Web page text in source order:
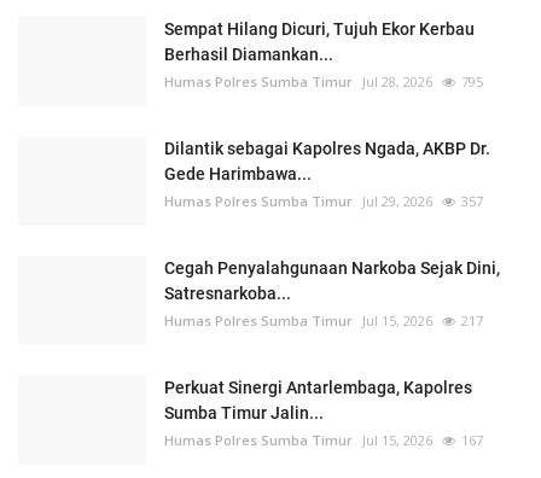
Sempat Hilang Dicuri, Tujuh Ekor Kerbau
Berhasil Diamankan...
Humas Polres Sumba Timur Jul 28, 2026 795
Dilantik sebagai Kapolres Ngada, AKBP Dr.
Gede Harimbawa...
Humas Polres Sumba Timur Jul 29, 2026 357
Cegah Penyalahgunaan Narkoba Sejak Dini,
Satresnarkoba...
Humas Polres Sumba Timur Jul 15, 2026 217
Perkuat Sinergi Antarlembaga, Kapolres
Sumba Timur Jalin...
Humas Polres Sumba Timur Jul 15, 2026 167